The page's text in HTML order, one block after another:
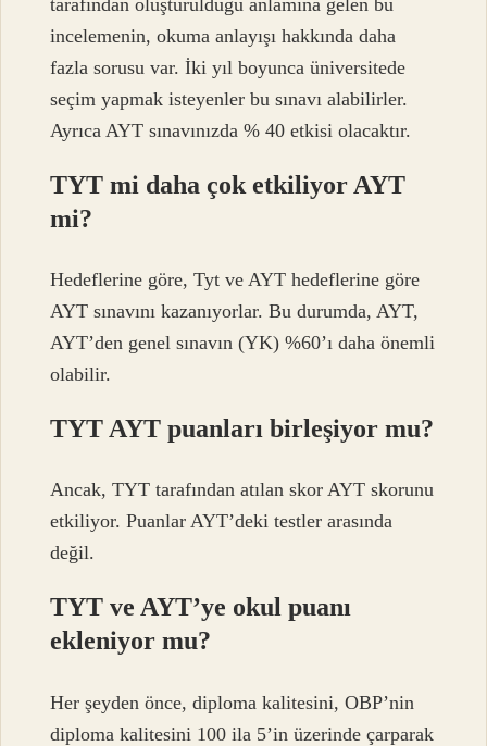
incelemenin, okuma anlayışı hakkında daha
fazla sorusu var. İki yıl boyunca üniversitede
seçim yapmak isteyenler bu sınavı alabilirler.
Ayrıca AYT sınavınızda % 40 etkisi olacaktır.
TYT mi daha çok etkiliyor AYT
mi?
Hedeflerine göre, Tyt ve AYT hedeflerine göre
AYT sınavını kazanıyorlar. Bu durumda, AYT,
AYT’den genel sınavın (YK) %60’ı daha önemli
olabilir.
TYT AYT puanları birleşiyor mu?
Ancak, TYT tarafından atılan skor AYT skorunu
etkiliyor. Puanlar AYT’deki testler arasında
değil.
TYT ve AYT’ye okul puanı
ekleniyor mu?
Her şeyden önce, diploma kalitesini, OBP’nin
diploma kalitesini 100 ila 5’in üzerinde çarparak